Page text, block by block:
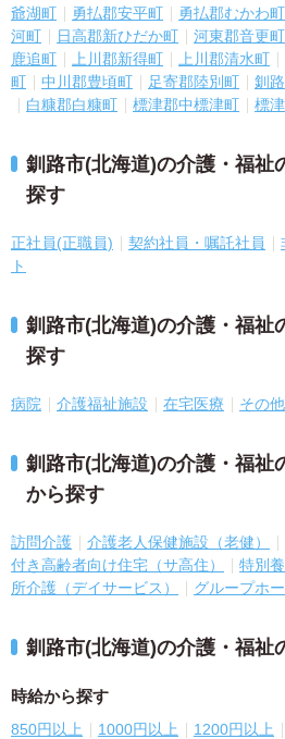
爺湖町
勇払郡安平町 勇払郡むかわ町
河町
日高郡新ひだか町 河東郡音更町
鹿追町
上川郡新得町 上川郡清水町
町
中川郡豊頃町 足寄郡陸別町 釧
白糠郡白糠町
標津郡中標津町 標
釧路市(北海道)の介護・福祉
探す
正社員(正職員) 契約社員・嘱託社員
ト
釧路市(北海道)の介護・福祉
探す
病院 介護福祉施設 在宅医療 その他
釧路市(北海道)の介護・福祉
から探す
訪問介護 介護老人保健施設（老健）
付き高齢者向け住宅（サ高住）
特別
所介護（デイサービス）
グループホ
釧路市(北海道)の介護・福祉
時給から探す
850円以上 1000円以上 1200円以上